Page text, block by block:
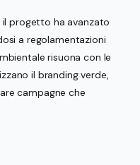
il progetto ha avanzato
a regolamentazioni
risuona con le
il branding verde,
campagne che